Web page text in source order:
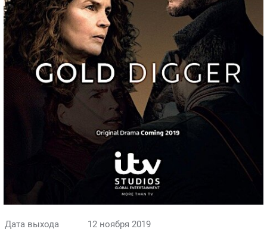
Дата выхода
12 ноября 2019